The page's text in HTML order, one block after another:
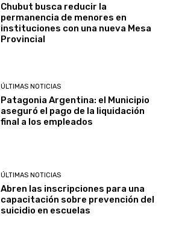
Chubut busca reducir la
permanencia de menores en
instituciones con una nueva Mesa
Provincial
ÚLTIMAS NOTICIAS
Patagonia Argentina: el Municipio
aseguró el pago de la liquidación
final a los empleados
ÚLTIMAS NOTICIAS
Abren las inscripciones para una
capacitación sobre prevención del
suicidio en escuelas